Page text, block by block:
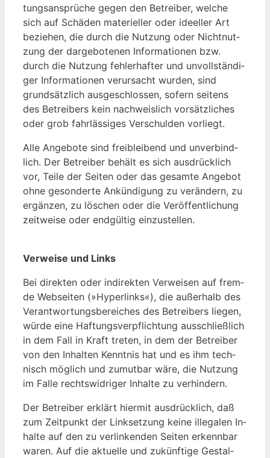
tungs­an­sprü­che ge­gen den Be­trei­ber, wel­che
sich auf Schä­den ma­te­ri­el­ler oder ideel­ler Art
be­zie­hen, die durch die Nut­zung oder Nicht­nut­
zung der dar­ge­bo­te­nen In­for­ma­tio­nen bzw.
durch die Nut­zung feh­ler­haf­ter und un­voll­stän­di­
ger In­for­ma­tio­nen ver­ur­sacht wur­den, sind
grund­sätz­lich aus­ge­schlos­sen, so­fern sei­tens
des Be­trei­bers kein nach­weis­lich vor­sätz­li­ches
oder grob fahr­läs­si­ges Ver­schul­den vor­liegt.
Al­le An­ge­bo­te sind frei­blei­bend und un­ver­bind­
lich. Der Be­trei­ber be­hält es sich aus­drück­lich
vor, Tei­le der Sei­ten oder das ge­sam­te An­ge­bot
oh­ne ge­son­der­te An­kün­di­gung zu ver­än­dern, zu
er­gän­zen, zu lö­schen oder die Ver­öf­fent­li­chung
zeit­wei­se oder end­gül­tig ein­zu­stel­len.
Ver­wei­se und Links
Bei di­rek­ten oder in­di­rek­ten Ver­wei­sen auf frem­
de Web­sei­ten (»Hy­per­links«), die au­ßer­halb des
Ver­ant­wor­tungs­be­rei­ches des Be­trei­bers lie­gen,
wür­de ei­ne Haf­tungs­ver­pflich­tung aus­schließ­lich
in dem Fall in Kraft tre­ten, in dem der Be­trei­ber
von den In­hal­ten Kennt­nis hat und es ihm tech­
nisch mög­lich und zu­mut­bar wä­re, die Nut­zung
im Fal­le rechts­wid­ri­ger In­hal­te zu ver­hin­dern.
Der Be­trei­ber er­klärt hier­mit aus­drück­lich, daß
zum Zeit­punkt der Link­set­zung kei­ne il­le­ga­len In­
hal­te auf den zu ver­lin­ken­den Sei­ten er­kenn­bar
wa­ren. Auf die ak­tu­el­le und zu­künf­ti­ge Ge­stal­